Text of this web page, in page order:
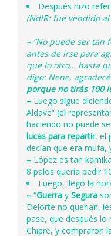
Después hizo
(NdlR: fue vendido al
– “No puede ser tan
antes de irse para
que lo otro… hasta
digo: Nene,
porque no tirás 100
– Luego sigue
Aldave” (el
haciendo no puede
lucas para repartir, el
decían que era mufa,
– López es tan
8 palos quería pedir
Luego, llegó la
– “Guerra y Segura
Delorte no querían,
pase, que después
Chipre, y compraron